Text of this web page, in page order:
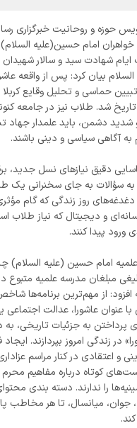
حوزه و روحانیت خبرگزاری
خواهران امام حسین(علیه
شهادت سید و سالار شهیدان
بیان کرد: پس از واقعه
تبیین حماسی و تحلیل وقایع
شد. طلاب نیز در جامعه
دشمن، باید علمدار جهاد
آگاهی سیاسی و دینی باشند.
دقیق نیازهای نسل جدید،
سؤالات به جای سخنرانی یک
دغدغه‌های روز زندگی که گام
و دیجیتال که نیاز طلاب
پیدا کنند.
امام حسین (علیه السلام)
مبلغان مدرسه علمیه متبوع
از مهم‌ترین برنامه‌ها
عنوان عاشورا، عدالت
پرداختن به جزئیات تاریخی،
در زندگی امروز بپردازند.
و اعتقادی در کنار مراسم
کوتاه درباره مفاهیم
را ندارند. دسته بندی
جوان، میانسال، تا هر مخاطب